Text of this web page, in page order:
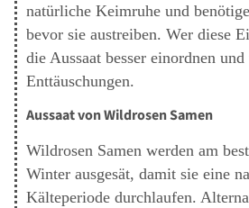
natürliche Keimruhe und
bevor sie austreiben. Wer diese
die Aussaat besser einordnen
Enttäuschungen.
Aussaat von Wildrosen Samen
Wildrosen Samen werden am
Winter ausgesät, damit sie eine
Kälteperiode durchlaufen.